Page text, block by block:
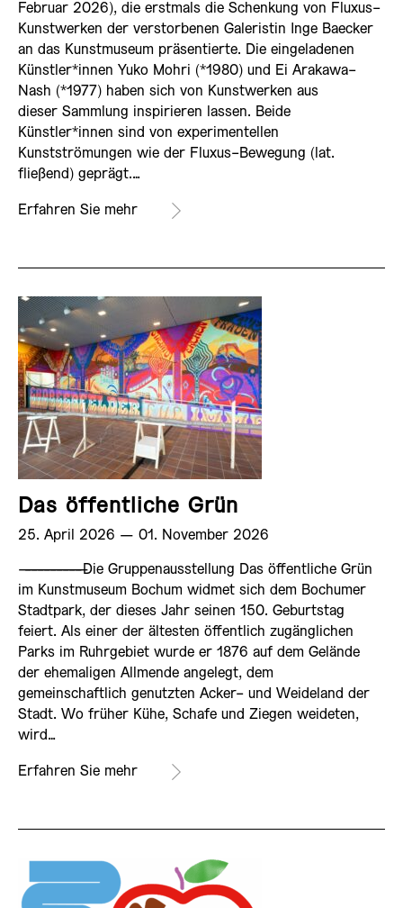
Februar 2026), die erstmals die Schenkung von Fluxus-
Kunstwerken der verstorbenen Galeristin Inge Baecker
an das Kunstmuseum präsentierte. Die eingeladenen
Künstler*innen Yuko Mohri (*1980) und Ei Arakawa-
Nash (*1977) haben sich von Kunstwerken aus
dieser Sammlung inspirieren lassen. Beide
Künstler*innen sind von experimentellen
Kunstströmungen wie der Fluxus-Bewegung (lat.
fließend) geprägt.…
Erfahren Sie mehr
Das öffentliche Grün
25. April 2026 ­— 01. November 2026
——————————Die Gruppenausstellung Das öffentliche Grün
im Kunstmuseum Bochum widmet sich dem Bochumer
Stadtpark, der dieses Jahr seinen 150. Geburtstag
feiert. Als einer der ältesten öffentlich zugänglichen
Parks im Ruhrgebiet wurde er 1876 auf dem Gelände
der ehemaligen Allmende angelegt, dem
gemeinschaftlich genutzten Acker- und Weideland der
Stadt. Wo früher Kühe, Schafe und Ziegen weideten,
wird…
Erfahren Sie mehr